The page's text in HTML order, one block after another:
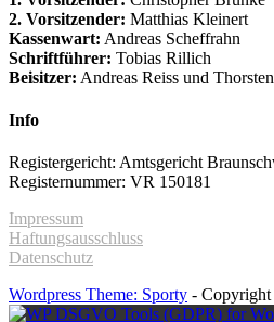
2. Vorsitzender: Matthias Kleinert
Kassenwart: Andreas Scheffrahn
Schriftführer: Tobias Rillich
Beisitzer: Andreas Reiss und
Info
Registergericht: Amtsgericht
Registernummer: VR 150181
Impressum
Haftungsausschluss
Datenschutz
Wordpress Theme: Sporty -